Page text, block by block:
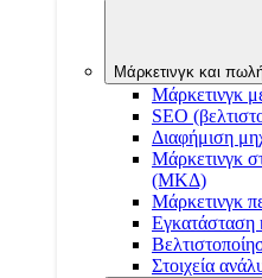
Μάρκετινγκ και
Μάρκετινγκ
SEO
Διαφήμιση
Μάρκετινγκ
(ΜΚΔ)
Μάρκετινγκ
Εγκατάσταση
Στοιχεία